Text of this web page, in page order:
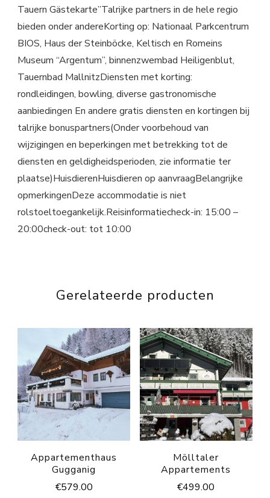
Tauern Gästekarte”Talrijke partners in de hele regio
bieden onder andereKorting op: Nationaal Parkcentrum
BIOS, Haus der Steinböcke, Keltisch en Romeins
Museum “Argentum”, binnenzwembad Heiligenblut,
Tauernbad MallnitzDiensten met korting:
rondleidingen, bowling, diverse gastronomische
aanbiedingen En andere gratis diensten en kortingen bij
talrijke bonuspartners(Onder voorbehoud van
wijzigingen en beperkingen met betrekking tot de
diensten en geldigheidsperioden, zie informatie ter
plaatse)HuisdierenHuisdieren op aanvraagBelangrijke
opmerkingenDeze accommodatie is niet
rolstoeltoegankelijk.Reisinformatiecheck-in: 15:00 –
20:00check-out: tot 10:00
Gerelateerde producten
Appartementhaus
Gugganig
€579.00
Mölltaler
Appartements
€499.00